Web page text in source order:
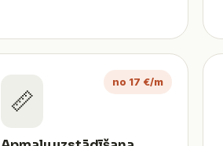
no 17 €/m
📏